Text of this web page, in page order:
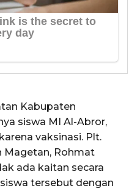
Kabupaten
siswa MI Al-Abror,
vaksinasi. Plt.
Magetan, Rohmat
ada kaitan secara
tersebut dengan